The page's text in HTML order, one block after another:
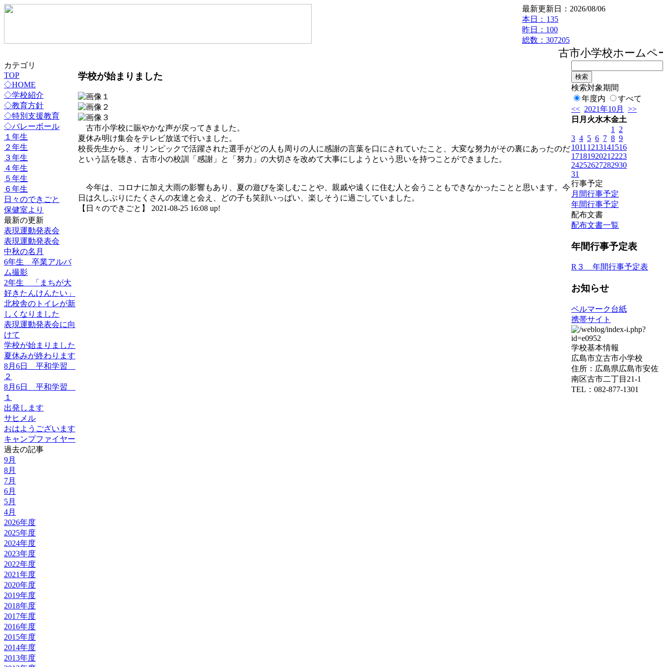
最新更新日：2026/08/06
本日： 135
昨日：100
総数：307205
古市小学校ホームペ
カテゴリ
TOP
◇HOME
◇学校紹介
◇教育方針
◇特別支援教育
◇バレーボール
１年生
２年生
３年生
４年生
５年生
６年生
日々のできごと
保健室より
最新の更新
表現運動発表会
表現運動発表会
中秋の名月
6年生 卒業アルバ
ム撮影
2年生 「まちが大
好きたんけんたい」
北校舎のトイレが新
しくなりました
表現運動発表会に向
けて
学校が始まりました
夏休みが終わります
8月6日 平和学習
２
8月6日 平和学習
１
出発します
サヒメル
おはようございます
キャンプファイヤー
過去の記事
9月
8月
7月
6月
5月
4月
2026年度
2025年度
2024年度
2023年度
2022年度
2021年度
2020年度
2019年度
2018年度
2017年度
2016年度
2015年度
2014年度
2013年度
学校が始まりました
古市小学校に賑やかな声が戻ってきました。
夏休み明け集会をテレビ放送で行いました。
校長先生から、オリンピックで活躍された選手がどの人も周りの人に感謝の言葉を口にされていたこと、大変な努力がその裏にあったのだ
という話を聴き、古市小の校訓「感謝」と「努力」の大切さを改めて大事にしようという思いを持つことができました。
今年は、コロナに加え大雨の影響もあり、夏の遊びを楽しむことや、親戚や遠くに住む人と会うこともできなかったことと思います。今
日は久しぶりにたくさんの友達と会え、どの子も笑顔いっぱい、楽しそうに過ごしていました。
【日々のできごと】 2021-08-25 16:08 up!
検索対象期間
年度内
すべて
<< 2021年10月
>>
日 月 火水木金土
1
2
3 4 5 6 7 8 9
1011 1213141516
1718192021 2223
24252627282930
31
行事予定
月間行事予定
年間行事予定
配布文書
配布文書一覧
年間行事予定表
R３ 年間行事予定表
お知らせ
ベルマーク台紙
携帯サイト
学校基本情報
広島市立古市小学校
住所：広島県広島市安佐
南区古市二丁目21-1
TEL：082-877-1301